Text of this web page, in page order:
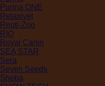
Purina ONE
Relaxivet
Repti-Zoo
RIO
Royal Canin
SEA STAR
Sera
Seven Seeds
Sheba